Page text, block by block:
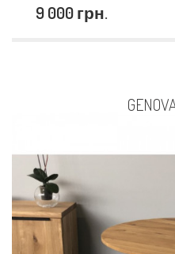
9 000 грн.